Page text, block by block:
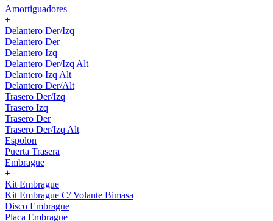
Amortiguadores
+
Delantero Der/Izq
Delantero Der
Delantero Izq
Delantero Der/Izq Alt
Delantero Izq Alt
Delantero Der/Alt
Trasero Der/Izq
Trasero Izq
Trasero Der
Trasero Der/Izq Alt
Espolon
Puerta Trasera
Embrague
+
Kit Embrague
Kit Embrague C/ Volante Bimasa
Disco Embrague
Placa Embrague